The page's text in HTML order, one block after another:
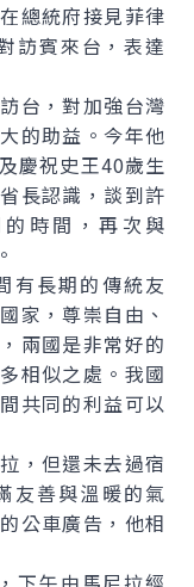
總統府接見菲律
訪賓來台，表達
台，對加強台灣
的助益。今年他
慶祝史王40歲生
長認識，談到許
時間，再次與
長期的傳統友
家，尊崇自由、
兩國是非常好的
相似之處。我國
共同的利益可以
，但還未去過宿
友善與溫暖的氣
公車廣告，他相